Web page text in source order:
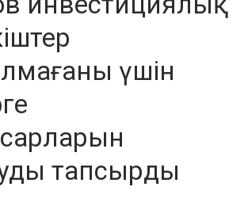
үшін
тапсырды